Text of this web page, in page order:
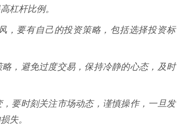
杠杆比例。
，要有自己的投资策略，包括选择投资标
，避免过度交易，保持冷静的心态，及时
要时刻关注市场动态，谨慎操作，一旦发
失。